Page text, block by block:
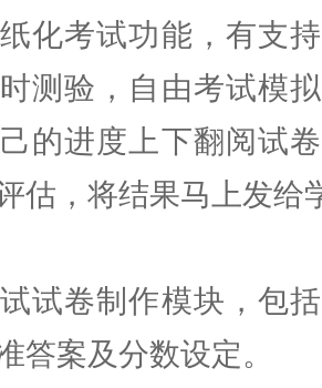
化考试功能，有支
测验，自由考试模
的进度上下翻阅试
估，将结果马上发给
试卷制作模块，包
答案及分数设定。